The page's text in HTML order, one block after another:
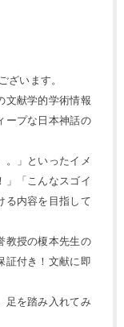
います。
文献学的学術情報
ープな日本神話の
。」といったイメ
」「こんなスゴイ
る内容を目指して
教授の榎本先生の
証付き！文献に即
足を踏み入れてみ